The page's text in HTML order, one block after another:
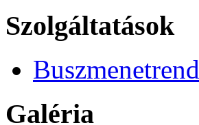
Szolgáltatások
Buszmenetrend
Galéria